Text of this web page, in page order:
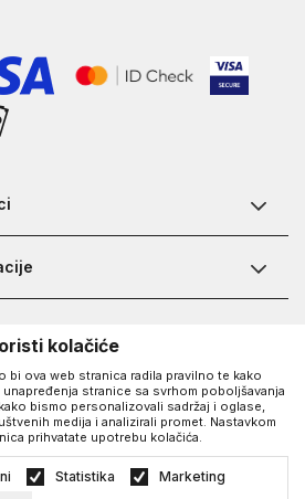
artikla
u
, IzradaNB SOFT. Sva prava zadržana.
kolačiće
bi ova web stranica radila pravilno te kako
stranice sa svrhom poboljšavanja
bismo personalizovali sadržaj i oglase,
medija i analizirali promet. Nastavkom
prihvatate upotrebu kolačića.
Statistika Marketing